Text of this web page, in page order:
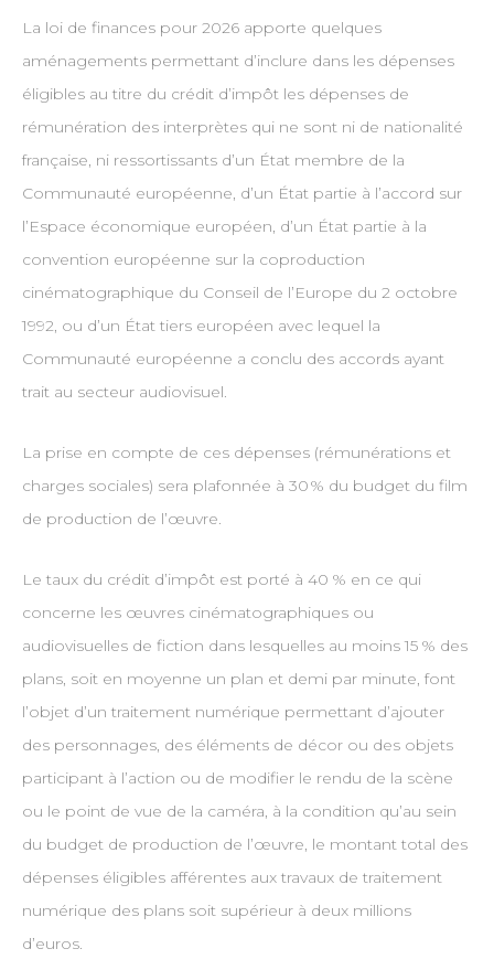
La loi de finances pour 2026 apporte quelques
aménagements permettant d’inclure dans les dépenses
éligibles au titre du crédit d’impôt les dépenses de
rémunération des interprètes qui ne sont ni de nationalité
française, ni ressortissants d’un État membre de la
Communauté européenne, d’un État partie à l’accord sur
l’Espace économique européen, d’un État partie à la
convention européenne sur la coproduction
cinématographique du Conseil de l’Europe du 2 octobre
1992, ou d’un État tiers européen avec lequel la
Communauté européenne a conclu des accords ayant
trait au secteur audiovisuel.
La prise en compte de ces dépenses (rémunérations et
charges sociales) sera plafonnée à 30 % du budget du film
de production de l’œuvre.
Le taux du crédit d’impôt est porté à 40 % en ce qui
concerne les œuvres cinématographiques ou
audiovisuelles de fiction dans lesquelles au moins 15 % des
plans, soit en moyenne un plan et demi par minute, font
l’objet d’un traitement numérique permettant d’ajouter
des personnages, des éléments de décor ou des objets
participant à l’action ou de modifier le rendu de la scène
ou le point de vue de la caméra, à la condition qu’au sein
du budget de production de l’œuvre, le montant total des
dépenses éligibles afférentes aux travaux de traitement
numérique des plans soit supérieur à deux millions
d’euros.